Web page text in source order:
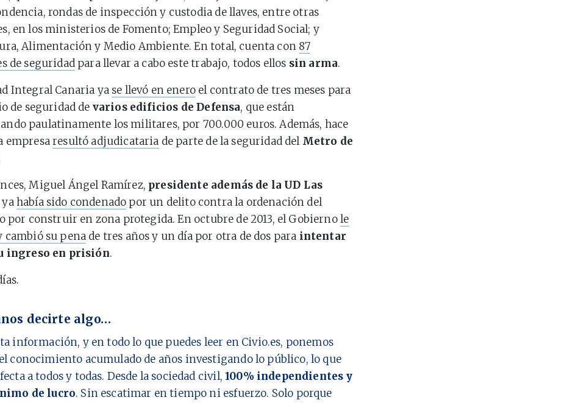
rondas de inspección y custodia de llaves, entre otras
en los ministerios de Fomento; Empleo y Seguridad Social; y
Alimentación y Medio Ambiente. En total, cuenta con 87
de seguridadpara llevar a cabo este trabajo, todos ellos sin arma.
Integral Canaria ya se llevó en enero el contrato de tres meses para
de seguridad de varios edificios de Defensa, que están
paulatinamente los militares, por 700.000 euros. Además, hace
empresaresultó adjudicataria de parte de la seguridad del Metro de
Miguel Ángel Ramírez, presidente además de la UD Las
yahabía sido condenado por un delito contra la ordenación del
construir en zona protegida. En octubre de 2013, el Gobiernole
su pena de tres años y un día por otra de dos para intentar
ingreso en prisión.
decirte algo…
información, y en todo lo que puedes leer en Civio.es, ponemos
conocimiento acumulado de años investigando lo público, lo que
a todos y todas. Desde la sociedad civil,100% independientes y
de lucro. Sin escatimar en tiempo ni esfuerzo. Solo porque